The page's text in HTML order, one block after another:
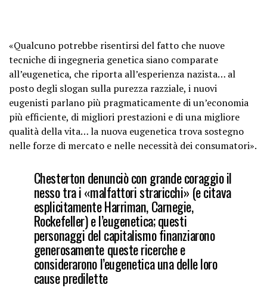
«Qualcuno potrebbe risentirsi del fatto che nuove
tecniche di ingegneria genetica siano comparate
all’eugenetica, che riporta all’esperienza nazista… al
posto degli slogan sulla purezza razziale, i nuovi
eugenisti parlano più pragmaticamente di un’economia
più efficiente, di migliori prestazioni e di una migliore
qualità della vita… la nuova eugenetica trova sostegno
nelle forze di mercato e nelle necessità dei consumatori».
Chesterton denunciò con grande coraggio il
nesso tra i «malfattori straricchi» (e citava
esplicitamente Harriman, Carnegie,
Rockefeller) e l’eugenetica; questi
personaggi del capitalismo finanziarono
generosamente queste ricerche e
considerarono l’eugenetica una delle loro
cause predilette